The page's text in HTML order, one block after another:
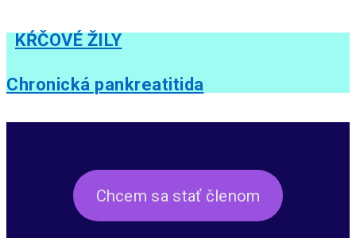
KŔČOVÉ ŽILY
Chronická pankreatitida
Chcem sa stať členom